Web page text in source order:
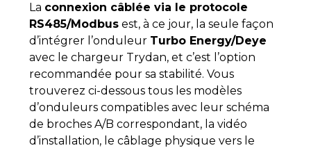
La connexion câblée via le protocole
RS485/Modbus est, à ce jour, la seule façon
d’intégrer l’onduleur Turbo Energy/Deye
avec le chargeur Trydan, et c’est l’option
recommandée pour sa stabilité. Vous
trouverez ci-dessous tous les modèles
d’onduleurs compatibles avec leur schéma
de broches A/B correspondant, la vidéo
d’installation, le câblage physique vers le